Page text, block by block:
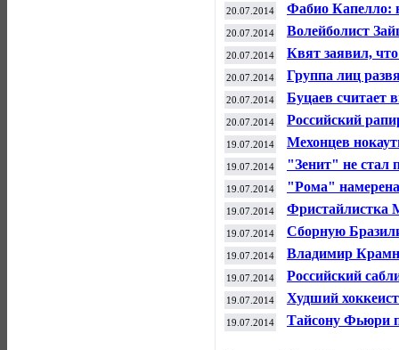
20.07.2014
Фабио Капелло:
нужно сажать в
20.07.2014
Волейболист
привел к
20.07.2014
Квят заявил,
в гонке Гран-
20.07.2014
Группа лиц
руководства
20.07.2014
Буцаев считает
ХК "Сочи" в
20.07.2014
Российский
чемпионом мира
19.07.2014 Мехонцев
19.07.2014 "Зенит" не
19.07.2014 "Рома"
19.07.2014
Фристайлистка
сборной Санкт-
19.07.2014 Сборную
19.07.2014
Владимир
Фабиано
19.07.2014
Российский
по фехтованию
19.07.2014
Худший
на 13 миллионов
19.07.2014
Тайсону Фьюри